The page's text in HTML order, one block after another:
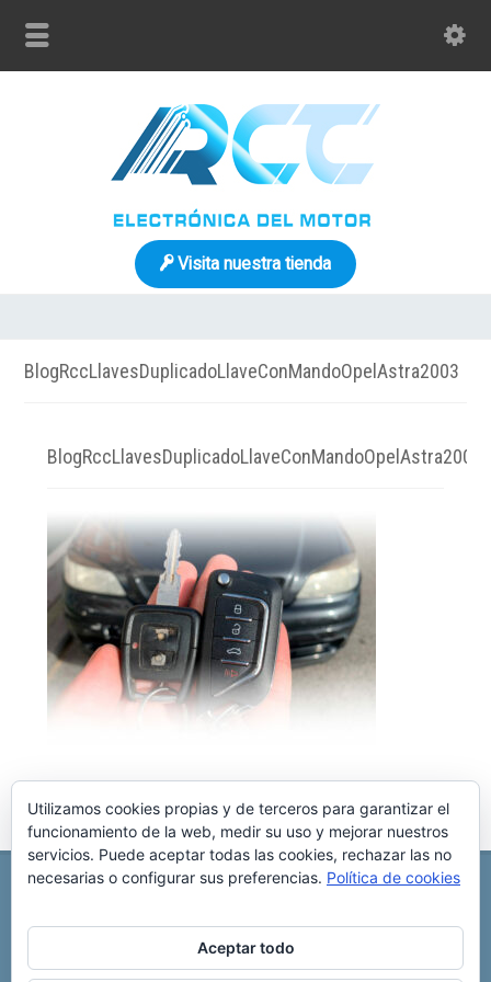
Visita nuestra tienda
BlogRccLlavesDuplicadoLlaveConMandoOpelAstra2003
BlogRccLlavesDuplicadoLlaveConMandoOpelAstra2003
REPARACIÓN CENTRALITA DE COCHE
C/ Virgen del pilar, 6 ,
Copyright © 2025 Reparación Centralita De Coche
Utilizamos cookies propias y de terceros para garantizar el
funcionamiento de la web, medir su uso y mejorar nuestros
servicios. Puede aceptar todas las cookies, rechazar las no
necesarias o configurar sus preferencias. Política de cookies
Aceptar todo